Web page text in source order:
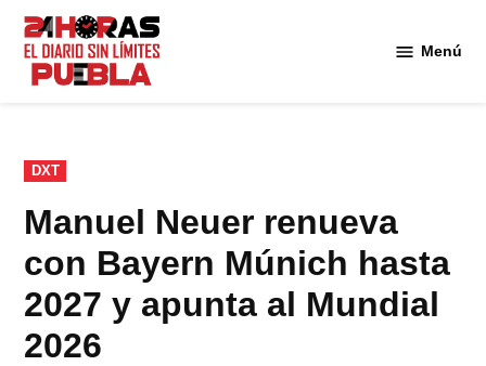
Saltar
contenido
Menú
PUBLICADO
EN
DXT
Manuel Neuer renueva
con Bayern Múnich hasta
2027 y apunta al Mundial
2026